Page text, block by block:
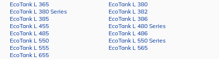
EcoTank L 365
EcoTank L 380
EcoTank L 380 Series
EcoTank L 382
EcoTank L 385
EcoTank L 386
EcoTank L 455
EcoTank L 480 Series
EcoTank L 485
EcoTank L 486
EcoTank L 550
EcoTank L 550 Series
EcoTank L 555
EcoTank L 565
EcoTank L 655